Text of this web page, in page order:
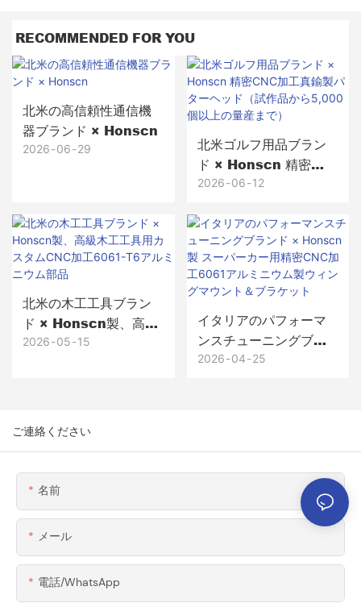
RECOMMENDED FOR YOU
北米の高信頼性通信機
器ブランド × Honscn
2026 06 29
北米ゴルフ用品ブラン
ド × Honscn 精密
CNC加工真鍮製パター
5,000個以上の量産ま
で）
2026 06 12
北米の木工工具ブラン
ド × Honscn製、高級
木工工具用カスタム
2026 05 15
イタリアのパフォーマ
ンスチューニングブラ
ンド × Honscn製 スー
2026 04 25
ご連絡ください
名前
メール
電話/WhatsApp